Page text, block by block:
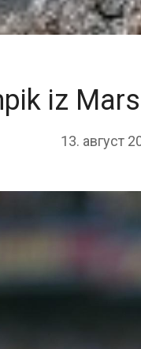
iz
13. август